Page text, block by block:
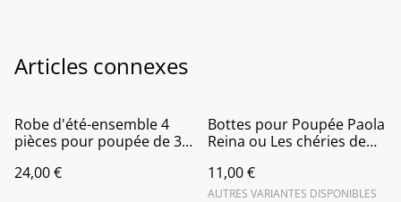
Articles connexes
Robe d'été-ensemble 4
pièces pour poupée de 36
24,00 €
Bottes pour Poupée Paola
Reina ou Les chéries de
11,00 €
AUTRES VARIANTES DISPONIBLES